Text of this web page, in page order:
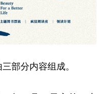
部分内容组成。